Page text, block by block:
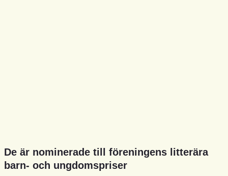
De är nominerade till föreningens litterära
barn- och ungdomspriser